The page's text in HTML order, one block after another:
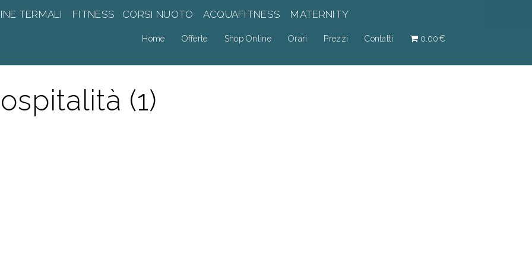
Home Offerte Shop Online Orari Prezzi Contatti 0.00€
(1)
TERMALI FITNESS CORSI NUOTO ACQUAFITNESS MATERNITY